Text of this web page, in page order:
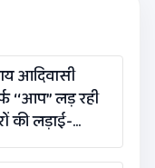
आदिवासी
लड़ रही
की लड़ाई-